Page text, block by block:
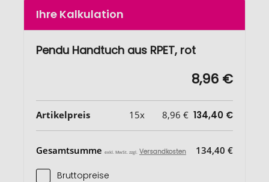
Ihre Kalkulation
Pendu Handtuch aus RPET, rot
8,96 €
Artikelpreis 15x 8,96 € 134,40 €
Gesamtsumme exkl. MwSt. zzgl. Versandkosten 134,40 €
Bruttopreise